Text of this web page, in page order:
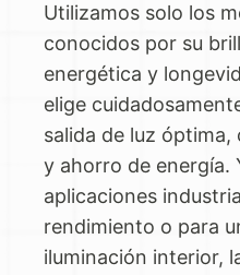
Utilizamos solo los
conocidos por su
energética y
elige
salida de luz
y ahorro de energía.
aplicaciones
rendimiento o para
iluminación interior,